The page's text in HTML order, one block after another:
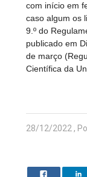
com início em
caso algum os
9.º do
publicado em
de março
Científica da
28/12/2022 ,